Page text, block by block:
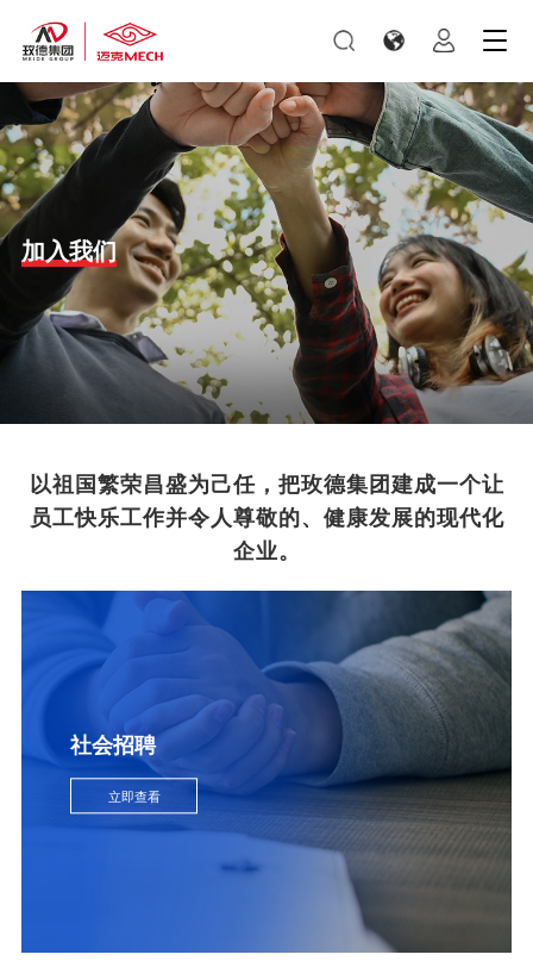
加入我们
以祖国繁荣昌盛为己任，把玫德集团建成一个让
员工快乐工作并令人尊敬的、健康发展的现代化
企业。
社会招聘
立即查看